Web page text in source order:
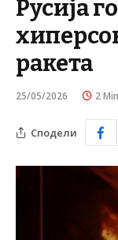
Русија
ракета
25/05/2026 2
Сподели